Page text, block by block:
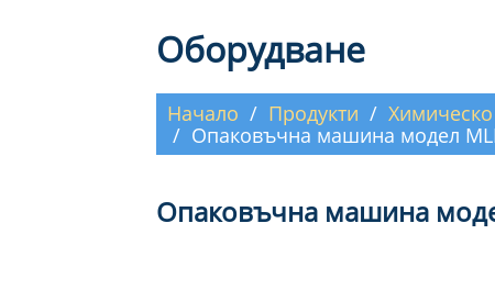
Оборудване
Начало Продукти
Опаковъчна машина модел
Опаковъчна машина